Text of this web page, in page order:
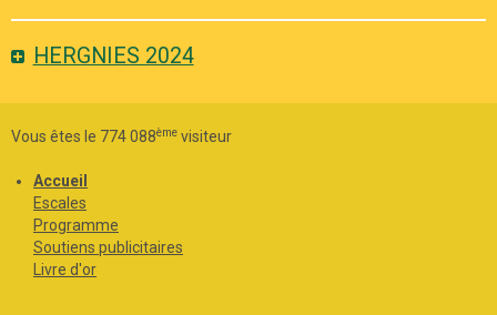
HERGNIES 2024
Vous êtes le 774 088ème visiteur
Accueil
Escales
Programme
Soutiens publicitaires
Livre d'or